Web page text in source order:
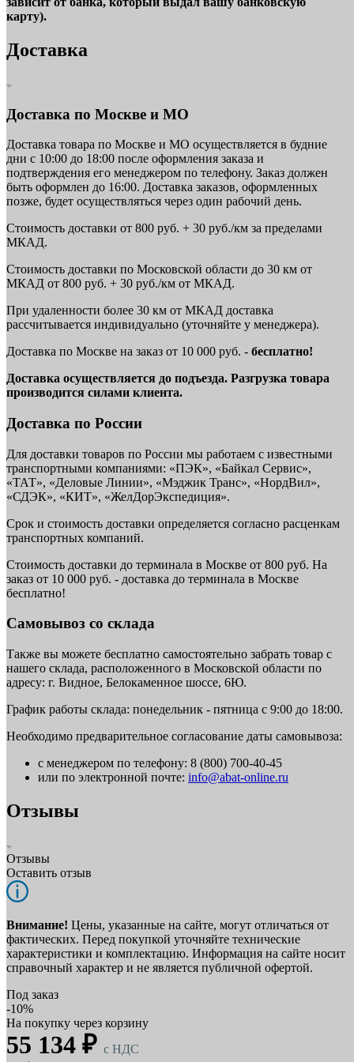
карту).
Доставка
Доставка по Москве и МО
Доставка товара по Москве и МО осуществляется в будние
дни с 10:00 до 18:00 после оформления заказа и
подтверждения его менеджером по телефону. Заказ должен
быть оформлен до 16:00. Доставка заказов, оформленных
позже, будет осуществляться через один рабочий день.
Стоимость доставки от 800 руб. + 30 руб./км за пределами
МКАД.
Стоимость доставки по Московской области до 30 км от
МКАД от 800 руб. + 30 руб./км от МКАД.
При удаленности более 30 км от МКАД доставка
рассчитывается индивидуально (уточняйте у менеджера).
Доставка по Москве на заказ от 10 000 руб. - бесплатно!
Доставка осуществляется до подъезда. Разгрузка товара
производится силами клиента.
Доставка по России
Для доставки товаров по России мы работаем с известными
транспортными компаниями: «ПЭК», «Байкал Сервис»,
«ТАТ», «Деловые Линии», «Мэджик Транс», «НордВил»,
«СДЭК», «КИТ», «ЖелДорЭкспедиция».
Срок и стоимость доставки определяется согласно расценкам
транспортных компаний.
Стоимость доставки до терминала в Москве от 800 руб. На
заказ от 10 000 руб. - доставка до терминала в Москве
бесплатно!
Самовывоз со склада
Также вы можете бесплатно самостоятельно забрать товар с
нашего склада, расположенного в Московской области по
адресу: г. Видное, Белокаменное шоссе, 6Ю.
График работы склада: понедельник - пятница с 9:00 до 18:00.
Необходимо предварительное согласование даты самовывоза:
с менеджером по телефону: 8 (800) 700-40-45
или по электронной почте: info@abat-online.ru
Отзывы
Отзывы
Оставить отзыв
Внимание! Цены, указанные на сайте, могут отличаться от
фактических. Перед покупкой уточняйте технические
характеристики и комплектацию. Информация на сайте носит
справочный характер и не является публичной офертой.
Под заказ
-10%
На покупку через корзину
55 134 ₽ c НДС